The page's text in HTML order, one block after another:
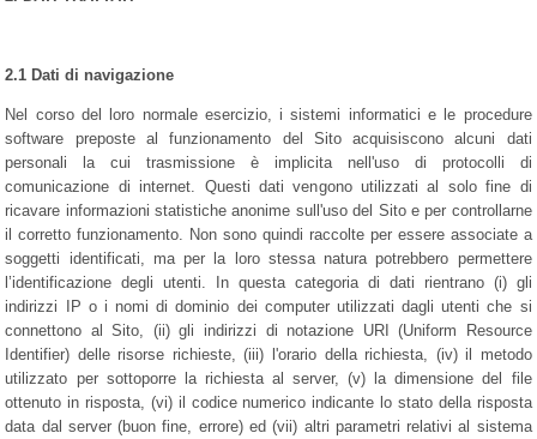
2.1 Dati di navigazione
Nel corso del loro normale esercizio, i sistemi informatici e le procedure
software preposte al funzionamento del Sito acquisiscono alcuni dati
personali la cui trasmissione è implicita nell'uso di protocolli di
comunicazione di internet. Questi dati vengono utilizzati al solo fine di
ricavare informazioni statistiche anonime sull'uso del Sito e per controllarne
il corretto funzionamento. Non sono quindi raccolte per essere associate a
soggetti identificati, ma per la loro stessa natura potrebbero permettere
l’identificazione degli utenti. In questa categoria di dati rientrano (i) gli
indirizzi IP o i nomi di dominio dei computer utilizzati dagli utenti che si
connettono al Sito, (ii) gli indirizzi di notazione URI (Uniform Resource
Identifier) delle risorse richieste, (iii) l'orario della richiesta, (iv) il metodo
utilizzato per sottoporre la richiesta al server, (v) la dimensione del file
ottenuto in risposta, (vi) il codice numerico indicante lo stato della risposta
data dal server (buon fine, errore) ed (vii) altri parametri relativi al sistema